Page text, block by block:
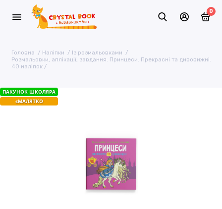
0
Головна Наліпки
Із розмальовками
Розмальовки, аплікації, завдання. Принцеси. Прекрасні та дивовижні.
40 наліпок
ПАКУНОК ШКОЛЯРА
єМАЛЯТКО